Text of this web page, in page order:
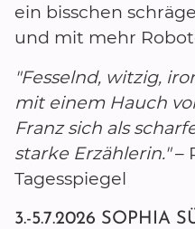
ein bisschen
und mit mehr
"Fesselnd, witzig,
mit einem Hauch
Franz sich als
starke Erzählerin."–
Tagesspiegel
3.-5.7.2026 SOPHIA